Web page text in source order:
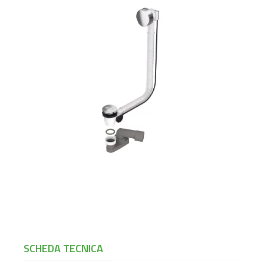
SCHEDA TECNICA